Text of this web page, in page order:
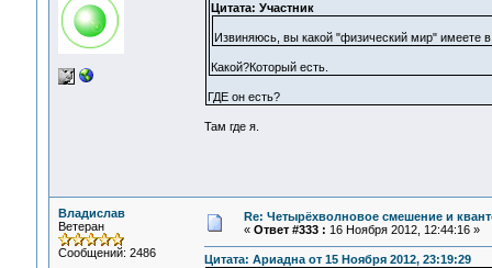
Цитата: Участник
Извиняюсь, вы какой "физический мир" имеете
Какой?Который есть.
ГДЕ он есть?
Там где я.
Владислав
Ветеран
Сообщений: 2486
Re: Четырёхволновое смешение и
« Ответ #333 : 16 Ноября 2012, 12:44:16 »
Цитата: Ариадна от 15 Ноября 2012, 23:19:29